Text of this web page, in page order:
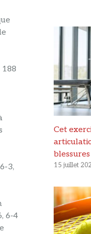
3,
6-4
Cet
15 juillet